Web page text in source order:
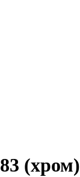
(хром)